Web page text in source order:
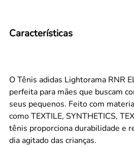
Características
O Tênis adidas Lightorama RNR
perfeita para mães que buscam
seus pequenos. Feito com
como TEXTILE, SYNTHETICS,
tênis proporciona durabilidade e
dia agitado das crianças.